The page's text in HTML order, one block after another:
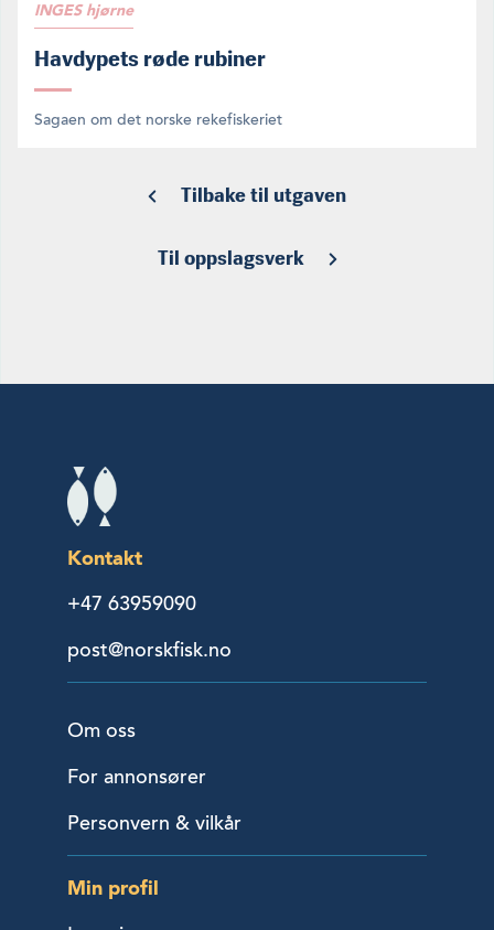
INGES hjørne
Havdypets røde rubiner
Sagaen om det norske rekefiskeriet
Tilbake til utgaven
Til oppslagsverk
Kontakt
+47 63959090
post@norskfisk.no
Om oss
For annonsører
Personvern & vilkår
Min profil